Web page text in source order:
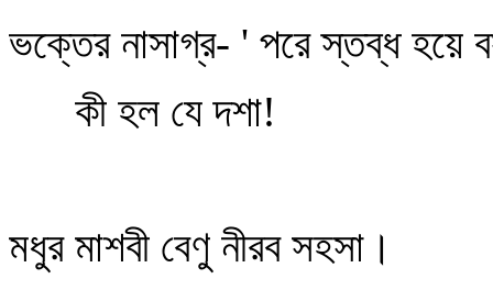
ভক্তের নাসাগ্র- ' পরে স্তব্ধ হয়ে
কী হল যে দশা!
মধুর মাশবী বেণু নীরব সহসা।